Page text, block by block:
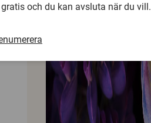
gratis och du kan avsluta när du vill.